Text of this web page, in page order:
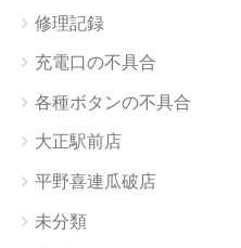
修理記録
充電口の不具合
各種ボタンの不具合
大正駅前店
平野喜連瓜破店
未分類